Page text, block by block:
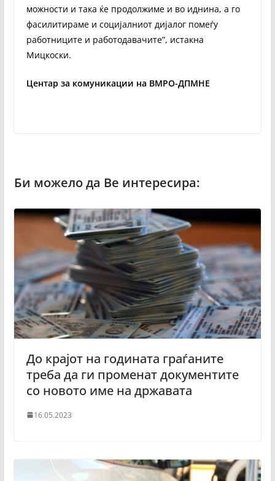
можности и така ќе продолжиме и во иднина, а го
фасилитираме и социјалниот дијалог помеѓу
работниците и работодавачите”, истакна
Мицкоски.
Центар за комуникации на ВМРО-ДПМНЕ
До крајот на годината граѓаните
треба да ги променат документите
со новото име на државата
16.05.2023